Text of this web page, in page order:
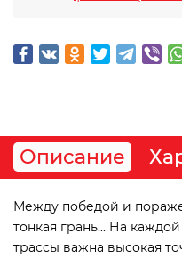
Описание
Между победой и
тонкая грань... На
трассы важна высокая